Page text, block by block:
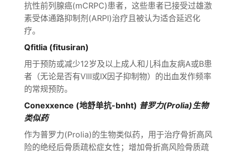
抗性前列腺癌(mCRPC)患者，这些患者已接受过雄激
素受体通路抑制剂(ARPI)治疗且被认为适合延迟化
疗。
Qfitlia (fitusiran)
用于预防或减少12岁及以上成人和儿科血友病A或B患
者（无论是否有VIII或IX因子抑制物）的出血发作频率
的常规预防。
Conexxence (地舒单抗-bnht) 普罗力(Prolia)生物
类似药
作为普罗力(Prolia)的生物类似药，用于治疗骨折高风
险的绝经后骨质疏松症女性；增加骨折高风险骨质疏